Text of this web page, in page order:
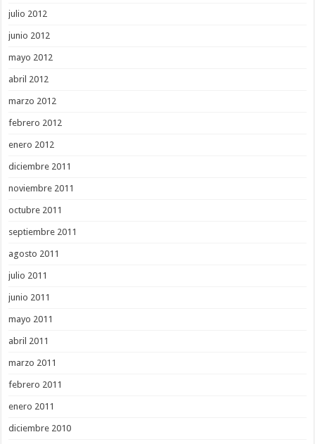
julio 2012
junio 2012
mayo 2012
abril 2012
marzo 2012
febrero 2012
enero 2012
diciembre 2011
noviembre 2011
octubre 2011
septiembre 2011
agosto 2011
julio 2011
junio 2011
mayo 2011
abril 2011
marzo 2011
febrero 2011
enero 2011
diciembre 2010